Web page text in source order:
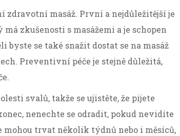
masáž. První a nejdůležitější je
zkušenosti s masážemi a je schopen
byste se také snažit dostat se na masáž
Preventivní péče je stejně důležitá,
svalů, takže se ujistěte, že pijete
nenechte se odradit, pokud nevidíte
trvat několik týdnů nebo i měsíců,